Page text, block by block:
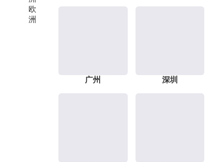
欧
洲
广州 深圳